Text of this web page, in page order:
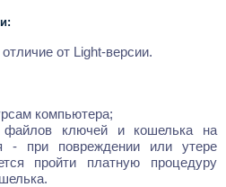
от Light-версии.
компьютера;
файлов ключей и кошелька на
- при повреждении или утере
пройти платную процедуру